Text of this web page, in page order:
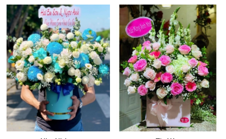
Mua ngay Mua ngay